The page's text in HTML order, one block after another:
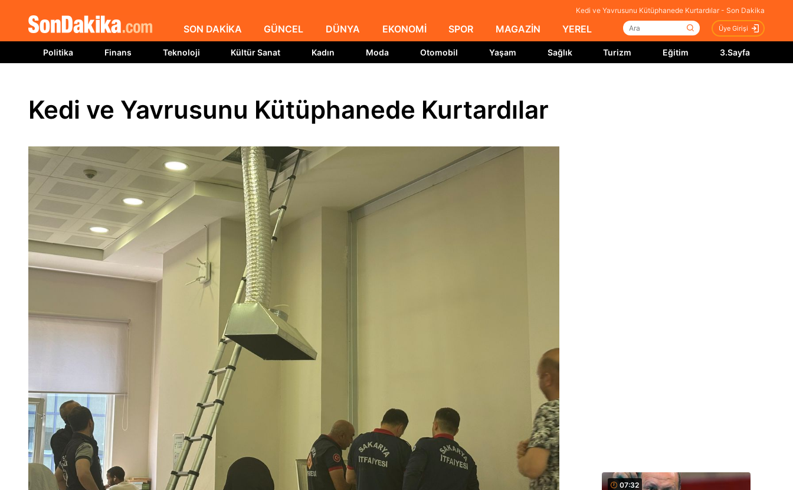
Kedi ve Yavrusunu Kütüphanede Kurtardılar - Son Dakika
SON DAKİKA GÜNCEL DÜNYA EKONOMİ SPOR MAGAZİN YEREL Üye Girişi
Politika Finans Teknoloji Kültür Sanat Kadın Moda Otomobil Yaşam Sağlık Turizm Eğitim 3.Sayfa
Kedi ve Yavrusunu Kütüphanede Kurtardılar
07:32